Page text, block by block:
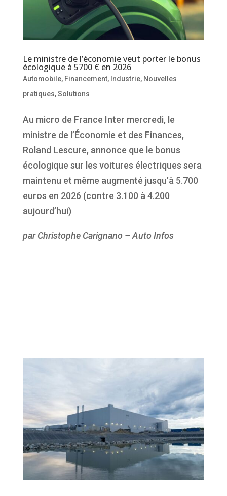
Le ministre de l’économie veut porter le bonus
écologique à 5700 € en 2026
Automobile, Financement, Industrie, Nouvelles
pratiques,Solutions
Au micro de France Inter mercredi, le
ministre de l’Économie et des Finances,
Roland Lescure, annonce que le bonus
écologique sur les voitures électriques sera
maintenu et même augmenté jusqu’à 5.700
euros en 2026 (contre 3.100 à 4.200
aujourd’hui)
par Christophe Carignano – Auto Infos